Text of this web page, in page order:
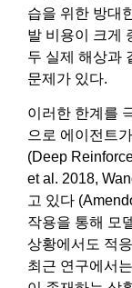
습을 위한 방대
발 비용이 크게
두 실제 해상과
문제가 있다.
이러한 한계를
으로 에이전트
(Deep
et al. 2018,
고 있다
작용을 통해 모
상황에서도 적
최근 연구에서